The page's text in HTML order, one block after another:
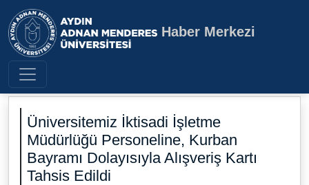
Aydın Adnan Menderes
Haber Merkezi
Üniversitemiz İktisadi İşletme
Müdürlüğü Personeline, Kurban
Bayramı Dolayısıyla Alışveriş Kartı
Tahsis Edildi